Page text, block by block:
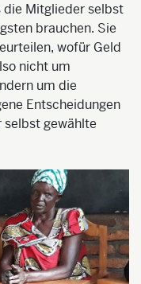
die Mitglieder selbst
brauchen. Sie
wofür Geld
nicht um
um die
Entscheidungen
selbst gewählte